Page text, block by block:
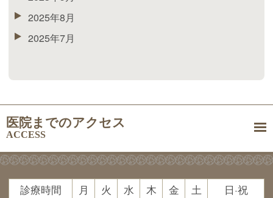
2025年8月
2025年7月
医院までのアクセス
ACCESS
診療時間 月 火 水 木 金 土 日·祝